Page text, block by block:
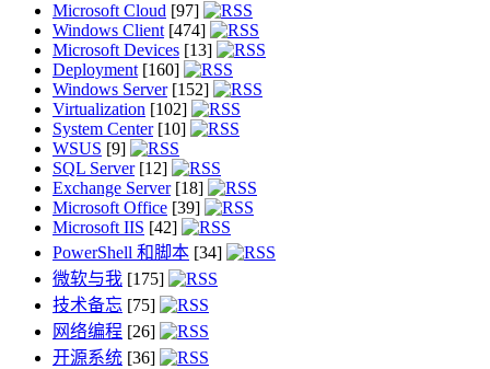
Microsoft Cloud [97]
Windows Client[474]
Microsoft Devices [13]
Deployment[160]
Windows Server[152]
Virtualization [102]
System Center[10]
WSUS [9]
SQL Server[12]
Exchange Server[18]
Microsoft Office [39]
Microsoft IIS [42]
PowerShell 和脚本 [34]
微软与我 [175]
技术备忘 [75]
网络编程 [26]
开源系统 [36]